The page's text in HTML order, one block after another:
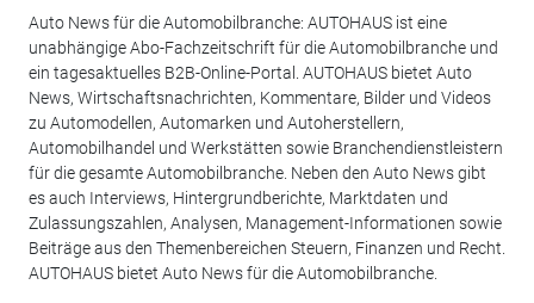
Auto News für die Automobilbranche: AUTOHAUS ist eine
unabhängige Abo-Fachzeitschrift für die Automobilbranche und
ein tagesaktuelles B2B-Online-Portal. AUTOHAUS bietet Auto
News, Wirtschaftsnachrichten, Kommentare, Bilder und Videos
zu Automodellen, Automarken und Autoherstellern,
Automobilhandel und Werkstätten sowie Branchendienstleistern
für die gesamte Automobilbranche. Neben den Auto News gibt
es auch Interviews, Hintergrundberichte, Marktdaten und
Zulassungszahlen, Analysen, Management-Informationen sowie
Beiträge aus den Themenbereichen Steuern, Finanzen und Recht.
AUTOHAUS bietet Auto News für die Automobilbranche.